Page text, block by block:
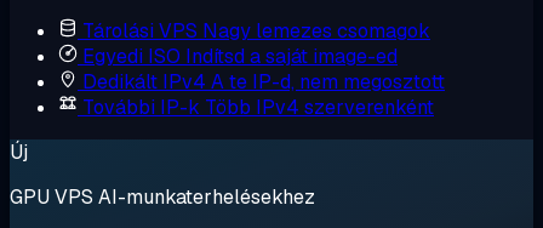
Tárolási VPS Nagy lemezes csomagok
Egyedi ISO Indítsd a saját image-ed
Dedikált IPv4 A te IP-d, nem megosztott
További IP-k Több IPv4 szerverenként
Új
GPU VPS AI-munkaterhelésekhez